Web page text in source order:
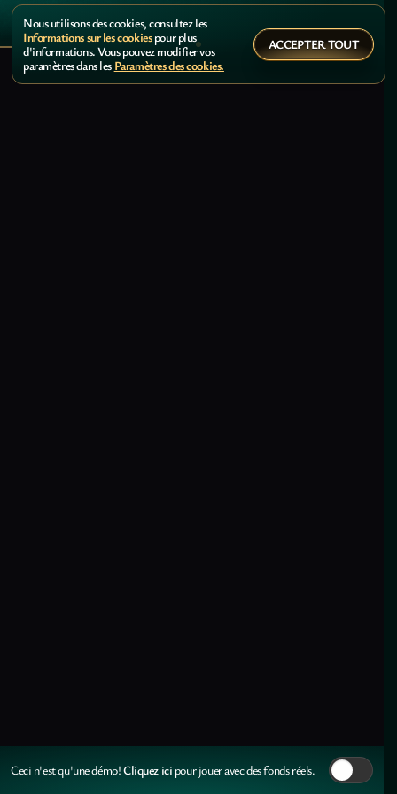
Ceci n'est qu'une démo!Cliquez ici pour jouer avec des fonds réels.
Nous utilisons des cookies, consultez les
Informations sur les cookiespour plus
d'informations. Vous pouvez modifier vos
paramètres dans les Paramètres des cookies.
ACCEPTER TOUT